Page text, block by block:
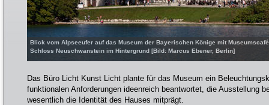
Blick vom Alpseeufer auf das Museum der Bayerischen Könige mit
Schloss Neuschwanstein im Hintergrund [Bild: Marcus Ebener, Berlin]
Das Büro Licht Kunst Licht plante für das Museum ein
funktionalen Anforderungen ideenreich beantwortet, die Ausstellung
wesentlich die Identität des Hauses mitprägt.